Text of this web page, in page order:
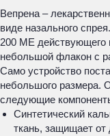
Вепрена –
виде назального
200 МЕ действующего
небольшой флакон с
Само устройство
небольшого размера.
следующие
Синтетический
ткань, защищает от